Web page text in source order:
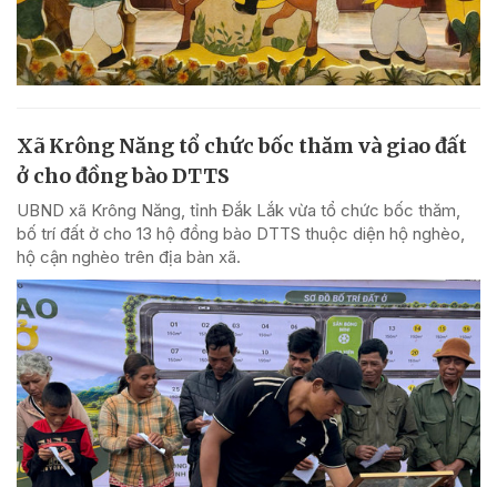
Xã Krông Năng tổ chức bốc thăm và giao đất
ở cho đồng bào DTTS
UBND xã Krông Năng, tỉnh Đắk Lắk vừa tổ chức bốc thăm,
bố trí đất ở cho 13 hộ đồng bào DTTS thuộc diện hộ nghèo,
hộ cận nghèo trên địa bàn xã.